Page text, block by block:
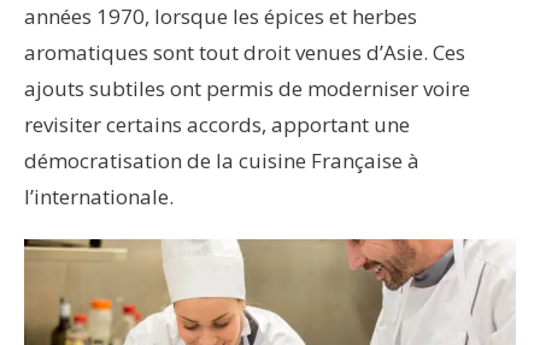
années 1970, lorsque les épices et herbes
aromatiques sont tout droit venues d’Asie. Ces
ajouts subtiles ont permis de moderniser voire
revisiter certains accords, apportant une
démocratisation de la cuisine Française à
l’internationale.